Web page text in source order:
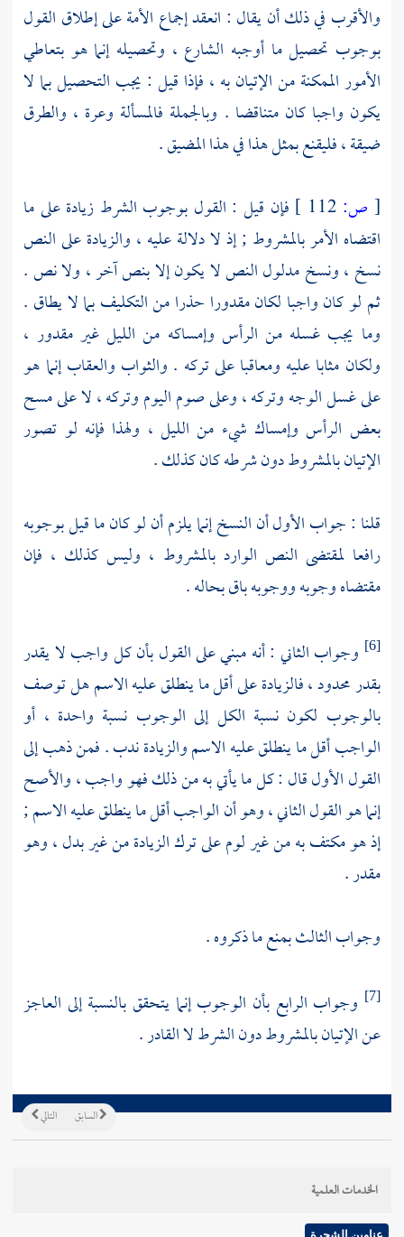
والأقرب في ذلك أن يقال : انعقد إجماع الأمة على إطلاق القول
بوجوب تحصيل ما أوجبه الشارع ، وتحصيله إنما هو بتعاطي
الأمور الممكنة من الإتيان به ، فإذا قيل : يجب التحصيل بما لا
يكون واجبا كان متناقضا . وبالجملة فالمسألة وعرة ، والطرق
ضيقة ، فليقنع بمثل هذا في هذا المضيق .
[ ص:
فإن قيل : القول بوجوب الشرط زيادة على ما
اقتضاه الأمر بالمشروط ; إذ لا دلالة عليه ، والزيادة على النص
نسخ ، ونسخ مدلول النص لا يكون إلا بنص آخر ، ولا نص .
ثم لو كان واجبا لكان مقدورا حذرا من التكليف بما لا يطاق .
وما يجب غسله من الرأس وإمساكه من الليل غير مقدور ،
ولكان مثابا عليه ومعاقبا على تركه . والثواب والعقاب إنما هو
على غسل الوجه وتركه ، وعلى صوم اليوم وتركه ، لا على مسح
بعض الرأس وإمساك شيء من الليل ، ولهذا فإنه لو تصور
الإتيان بالمشروط دون شرطه كان كذلك .
قلنا : جواب الأول أن النسخ إنما يلزم أن لو كان ما قيل بوجوبه
رافعا لمقتضى النص الوارد بالمشروط ، وليس كذلك ، فإن
مقتضاه وجوبه ووجوبه باق بحاله .
[6]
وجواب الثاني : أنه مبني على القول بأن كل واجب لا يقدر
بقدر محدود ، فالزيادة على أقل ما ينطلق عليه الاسم هل توصف
بالوجوب لكون نسبة الكل إلى الوجوب نسبة واحدة ، أو
الواجب أقل ما ينطلق عليه الاسم والزيادة ندب . فمن ذهب إلى
القول الأول قال : كل ما يأتي به من ذلك فهو واجب ، والأصح
إنما هو القول الثاني ، وهو أن الواجب أقل ما ينطلق عليه الاسم ;
إذ هو مكتف به من غير لوم على ترك الزيادة من غير بدل ، وهو
مقدر .
وجواب الثالث بمنع ما ذكروه .
[7]
وجواب الرابع بأن الوجوب إنما يتحقق بالنسبة إلى العاجز
عن الإتيان بالمشروط دون الشرط لا القادر .
التالي السابق
الخدمات العلمية
عناوين الشجرة